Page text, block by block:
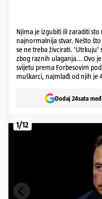
Njima je izgubiti ili zaraditi
najnormalnija stvar. Nešto
se ne treba živcirati. 'Utrkuju'
zbog raznih ulaganja... Ovo
svijetu prema Forbesovim
muškarci, najmlađi od njih je
Dodaj 24sata
1/12